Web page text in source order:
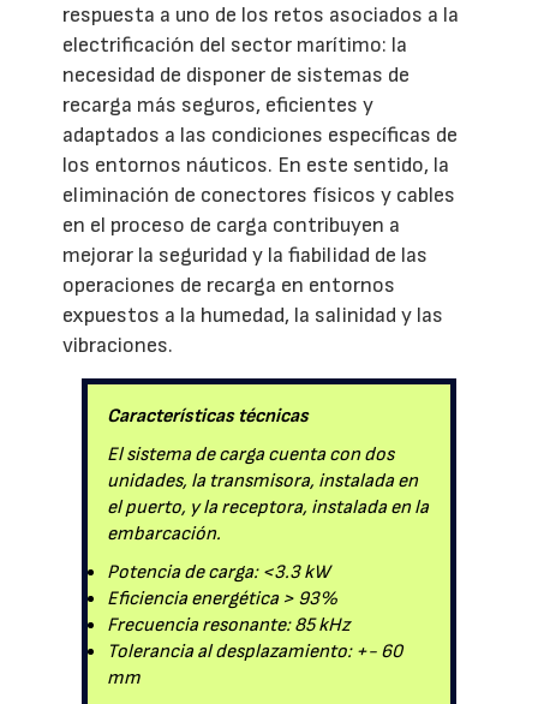
respuesta a uno de los retos asociados a la
electrificación del sector marítimo: la
necesidad de disponer de sistemas de
recarga más seguros, eficientes y
adaptados a las condiciones específicas de
los entornos náuticos. En este sentido, la
eliminación de conectores físicos y cables
en el proceso de carga contribuyen a
mejorar la seguridad y la fiabilidad de las
operaciones de recarga en entornos
expuestos a la humedad, la salinidad y las
vibraciones.
Características técnicas
El sistema de carga cuenta con dos
unidades, la transmisora, instalada en
el puerto, y la receptora, instalada en la
embarcación.
Potencia de carga: <3.3 kW
Eficiencia energética > 93%
Frecuencia resonante: 85 kHz
Tolerancia al desplazamiento: +- 60
mm